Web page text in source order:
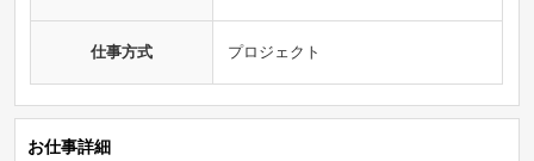
仕事方式 プロジェクト
お仕事詳細